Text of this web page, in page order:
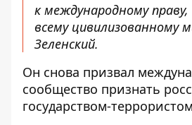
к международному праву,
всему цивилизованному
Зеленский.
Он снова призвал
сообщество признать
государством-